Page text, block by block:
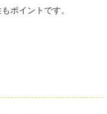
ポイントです。